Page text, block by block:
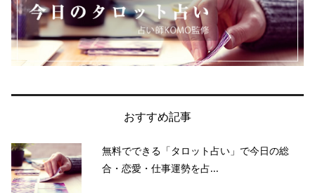
おすすめ記事
無料でできる「タロット占い」で今日の総
合・恋愛・仕事運勢を占...